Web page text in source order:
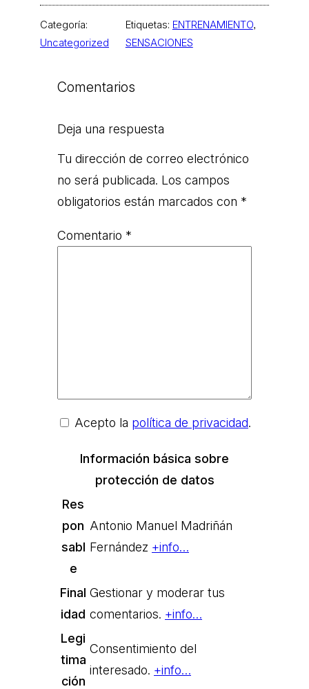
Categoría:
Uncategorized
Etiquetas: ENTRENAMIENTO
SENSACIONES
Comentarios
Deja una respuesta
Tu dirección de correo electrónico
no será publicada. Los campos
obligatorios están marcados con *
Comentario *
Acepto la política de privacidad.
Información básica sobre
protección de datos
Res
pon
sabl
e
Antonio Manuel Madriñán
Fernández +info…
Final
idad
Gestionar y moderar tus
comentarios. +info…
Legi
tima
ción
Consentimiento del
interesado. +info…